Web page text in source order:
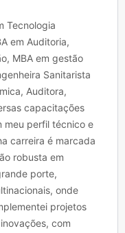
Tecnologia
em Auditoria,
MBA em gestão
Sanitarista
Auditora,
capacitações
meu perfil técnico e
carreira é marcada
robusta em
porte,
onde
projetos
com